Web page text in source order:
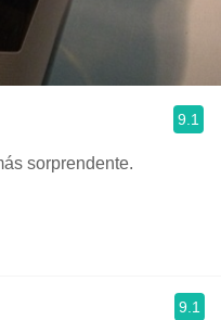
9.1
sorprendente.
9.1